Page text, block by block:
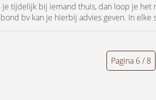
tijdelijk bij iemand thuis, dan loop je
bv kan je hierbij advies geven. In
Pagina 6 / 8